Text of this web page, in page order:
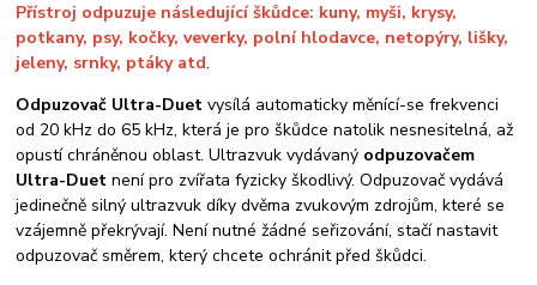
Přístroj odpuzuje následující škůdce: kuny, myši, krysy,
potkany, psy, kočky, veverky, polní hlodavce, netopýry, lišky,
jeleny, srnky, ptáky atd.
Odpuzovač Ultra-Duetvysílá automaticky měnící-se frekvenci
od 20 kHz do 65 kHz, která je pro škůdce natolik nesnesitelná, až
opustí chráněnou oblast. Ultrazvuk vydávaný odpuzovačem
Ultra-Duetnení pro zvířata fyzicky škodlivý. Odpuzovač vydává
jedinečně silný ultrazvuk díky dvěma zvukovým zdrojům, které se
vzájemně překrývají. Není nutné žádné seřizování, stačí nastavit
odpuzovač směrem, který chcete ochránit před škůdci.